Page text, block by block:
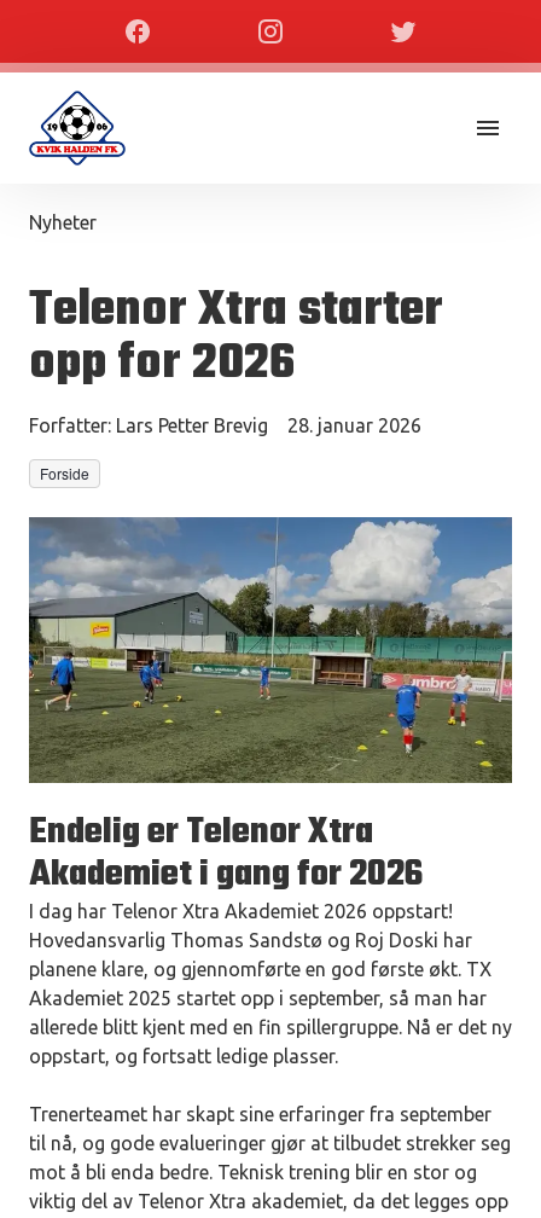
Nyheter
Telenor Xtra starter
opp for 2026
Forfatter: Lars Petter Brevig 28. januar 2026
Forside
Endelig er Telenor Xtra
Akademiet i gang for 2026
I dag har Telenor Xtra Akademiet 2026 oppstart!
Hovedansvarlig Thomas Sandstø og Roj Doski har
planene klare, og gjennomførte en god første økt. TX
Akademiet 2025 startet opp i september, så man har
allerede blitt kjent med en fin spillergruppe. Nå er det ny
oppstart, og fortsatt ledige plasser.
Trenerteamet har skapt sine erfaringer fra september
til nå, og gode evalueringer gjør at tilbudet strekker seg
mot å bli enda bedre. Teknisk trening blir en stor og
viktig del av Telenor Xtra akademiet, da det legges opp